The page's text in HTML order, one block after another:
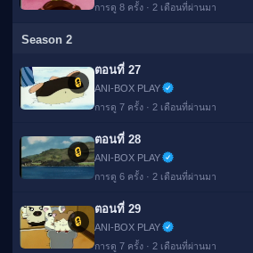
การดู 8 ครั้ง · 2 เดือนที่ผ่านมา
Season 2
🔒
ตอนที่ 27
ANI-BOX PLAY
การดู 7 ครั้ง · 2 เดือนที่ผ่านมา
🔒
ตอนที่ 28
ANI-BOX PLAY
การดู 6 ครั้ง · 2 เดือนที่ผ่านมา
🔒
ตอนที่ 29
ANI-BOX PLAY
การดู 7 ครั้ง · 2 เดือนที่ผ่านมา